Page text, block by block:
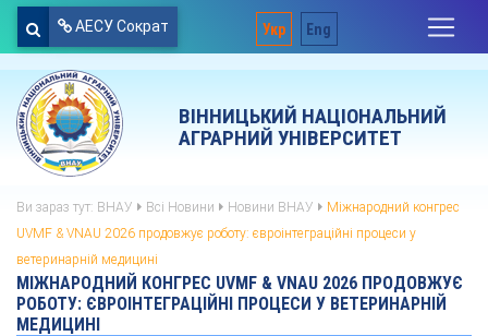
АЕСУ Сократ Укр Eng
ВІННИЦЬКИЙ НАЦІОНАЛЬНИЙ
АГРАРНИЙ УНІВЕРСИТЕТ
Ви зараз тут: ВНАУ Всі Новини Новини ВНАУ
Міжнародний конгрес
UVMF & VNAU 2026 продовжує роботу: євроінтеграційні процеси у
ветеринарній медицині
МІЖНАРОДНИЙ КОНГРЕС UVMF & VNAU 2026 ПРОДОВЖУЄ
РОБОТУ: ЄВРОІНТЕГРАЦІЙНІ ПРОЦЕСИ У ВЕТЕРИНАРНІЙ
МЕДИЦИНІ